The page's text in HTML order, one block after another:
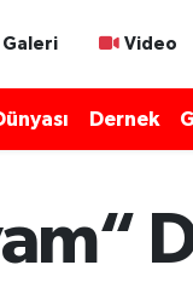
Galeri Video
Dernek